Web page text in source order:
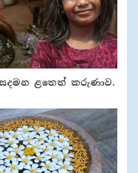
ළතෙත් කරුණාව.